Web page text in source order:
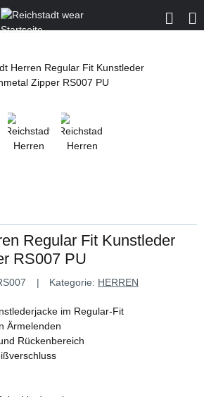
Regular Fit Kunstleder
RS007 PU
Kategorie: HERREN
im Regular-Fit
Ärmelenden
Rückenbereich